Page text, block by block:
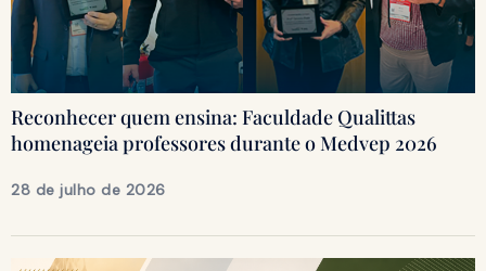
Reconhecer quem ensina: Faculdade Qualittas
homenageia professores durante o Medvep 2026
28 de julho de 2026